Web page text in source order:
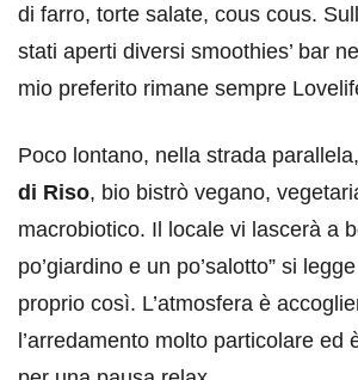
di farro, torte salate, cous cous.
stati aperti diversi smoothies’ bar
mio preferito rimane sempre
Poco lontano, nella strada
di Riso, bio bistrò vegano,
macrobiotico. Il locale vi lascerà a
po’giardino e un po’salotto” si
proprio così. L’atmosfera è
l’arredamento molto particolare ed